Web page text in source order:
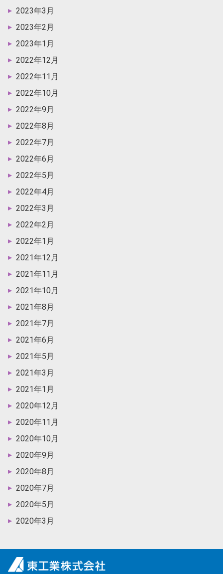
2023年3月
2023年2月
2023年1月
2022年12月
2022年11月
2022年10月
2022年9月
2022年8月
2022年7月
2022年6月
2022年5月
2022年4月
2022年3月
2022年2月
2022年1月
2021年12月
2021年11月
2021年10月
2021年8月
2021年7月
2021年6月
2021年5月
2021年3月
2021年1月
2020年12月
2020年11月
2020年10月
2020年9月
2020年8月
2020年7月
2020年5月
2020年3月